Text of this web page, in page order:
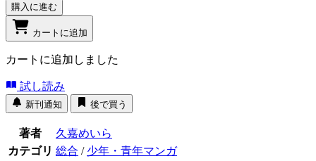
購入に進む
カートに追加
カートに追加しました
試し読み
新刊通知 後で買う
著者
久嘉めいら
カテゴリ 総合 / 少年・青年マンガ